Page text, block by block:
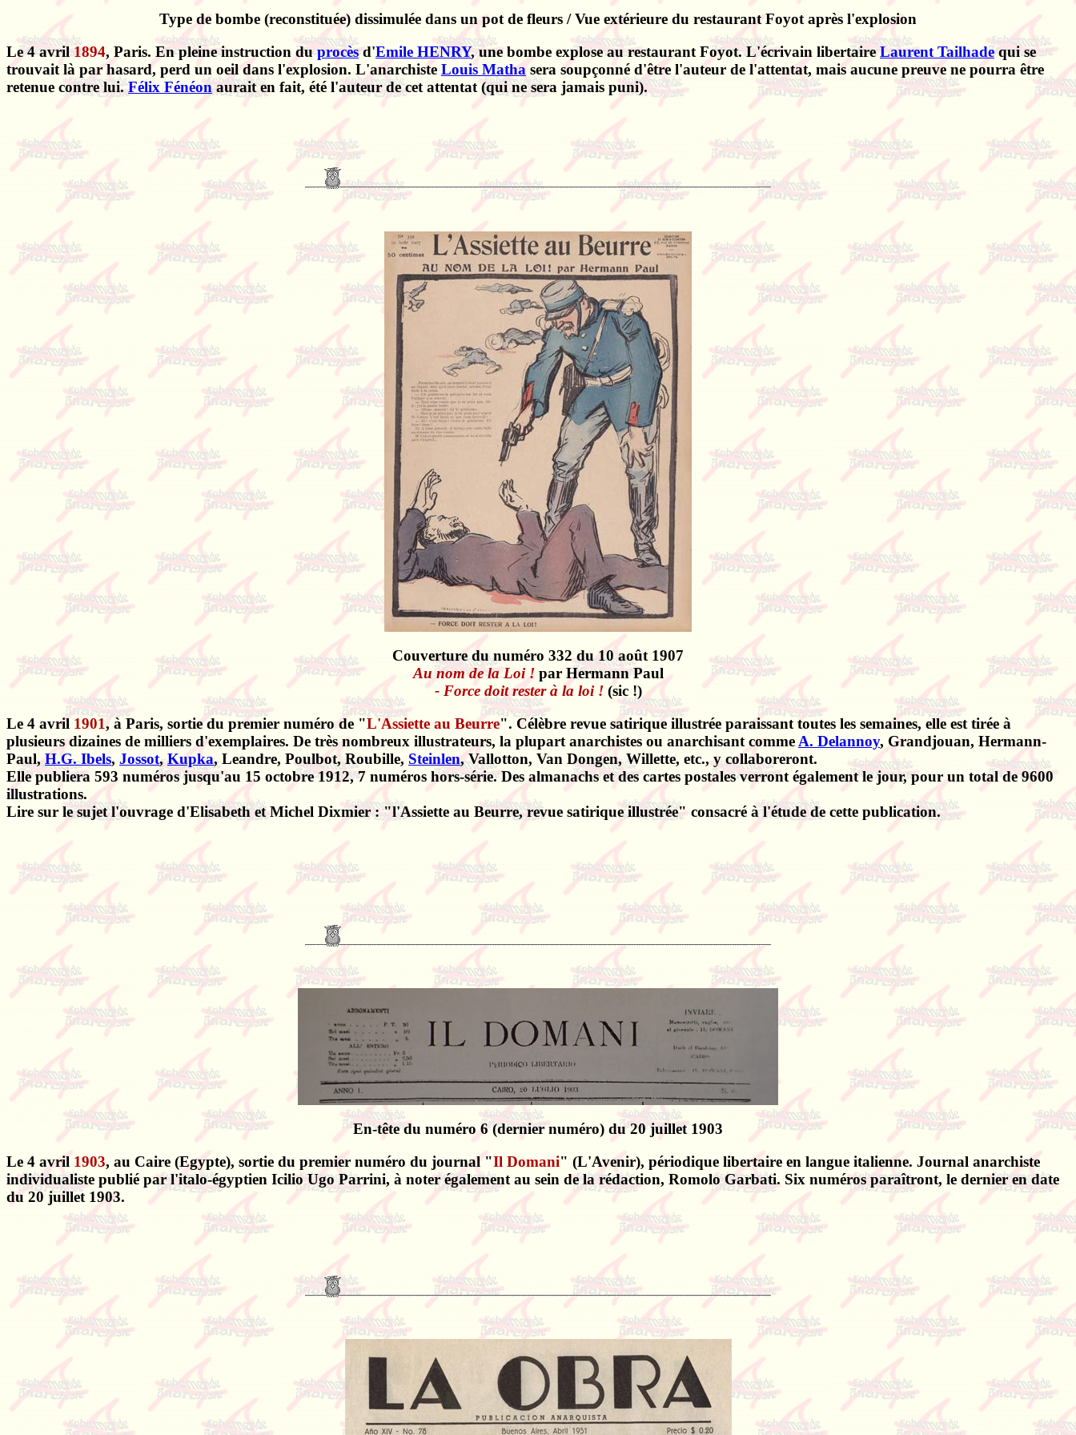
Type de bombe (reconstituée) dissimulée dans un pot de fleurs / Vue extérieure du restaurant Foyot après l'explosion
Le 4 avril1894, Paris. En pleine instruction duprocèsd'Emile HENRY, une bombe explose au restaurant Foyot. L'écrivain libertaireLaurent Tailhadequi se
trouvait là par hasard, perd un oeil dans l'explosion. L'anarchiste Louis Mathasera soupçonné d'être l'auteur de l'attentat, mais aucune preuve ne pourra être
retenue contre lui.Félix Fénéonaurait en fait, été l'auteur de cet attentat (qui ne sera jamais puni).
Couverture du numéro 332 du 10 août 1907
Au nom de la Loi !par Hermann Paul
- Force doit rester à la loi !(sic !)
Le 4 avril 1901, à Paris, sortie du premier numéro de "L'Assiette au Beurre". Célèbre revue satirique illustrée paraissant toutes les semaines, elle est tirée à
plusieurs dizaines de milliers d'exemplaires. De très nombreux illustrateurs, la plupart anarchistes ou anarchisant comme A. Delannoy, Grandjouan, Hermann-
Paul,H.G. Ibels, Jossot,Kupka, Leandre, Poulbot, Roubille, Steinlen, Vallotton, Van Dongen, Willette, etc., y collaboreront.
Elle publiera 593 numéros jusqu'au 15 octobre 1912, 7 numéros hors-série. Des almanachs et des cartes postales verront également le jour, pour un total de 9600
illustrations.
Lire sur le sujet l'ouvrage d'Elisabeth et Michel Dixmier : "l'Assiette au Beurre, revue satirique illustrée" consacré à l'étude de cette publication.
En-tête du numéro 6 (dernier numéro) du 20 juillet 1903
Le 4 avril 1903, au Caire (Egypte), sortie du premier numéro du journal "Il Domani" (L'Avenir), périodique libertaire en langue italienne. Journal anarchiste
individualiste publié par l'italo-égyptien Icilio Ugo Parrini, à noter également au sein de la rédaction, Romolo Garbati. Six numéros paraîtront, le dernier en date
du 20 juillet 1903.